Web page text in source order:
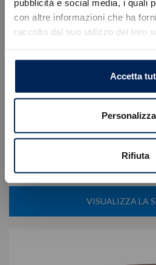
pubblicità e social media, i quali
con altre informazioni che ha
raccolto dal suo utilizzo dei loro
Accetta
Personalizza
Rifiuta
cross 1.0 firefly hybrid s&s 65cv
Cambio
Posti
5
VISUALIZZA LA
Caricamento veicoli